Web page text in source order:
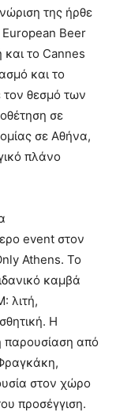
της ήρθε
European Beer
και το Cannes
και το
τον θεσμό των
σε
σε Αθήνα,
πλάνο
event στον
Athens. Το
καμβά
λιτή,
Η
παρουσίαση από
στον χώρο
προσέγγιση.